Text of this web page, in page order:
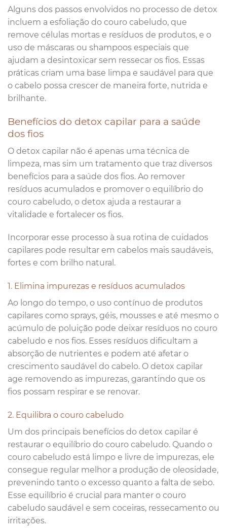
Alguns dos passos envolvidos no processo de detox
incluem a esfoliação do couro cabeludo, que
remove células mortas e resíduos de produtos, e o
uso de máscaras ou shampoos especiais que
ajudam a desintoxicar sem ressecar os fios. Essas
práticas criam uma base limpa e saudável para que
o cabelo possa crescer de maneira forte, nutrida e
brilhante.
Benefícios do detox capilar para a saúde
dos fios
O detox capilar não é apenas uma técnica de
limpeza, mas sim um tratamento que traz diversos
benefícios para a saúde dos fios. Ao remover
resíduos acumulados e promover o equilíbrio do
couro cabeludo, o detox ajuda a restaurar a
vitalidade e fortalecer os fios.
Incorporar esse processo à sua rotina de cuidados
capilares pode resultar em cabelos mais saudáveis,
fortes e com brilho natural.
1. Elimina impurezas e resíduos acumulados
Ao longo do tempo, o uso contínuo de produtos
capilares como sprays, géis, mousses e até mesmo o
acúmulo de poluição pode deixar resíduos no couro
cabeludo e nos fios. Esses resíduos dificultam a
absorção de nutrientes e podem até afetar o
crescimento saudável do cabelo. O detox capilar
age removendo as impurezas, garantindo que os
fios possam respirar e se renovar.
2. Equilibra o couro cabeludo
Um dos principais benefícios do detox capilar é
restaurar o equilíbrio do couro cabeludo. Quando o
couro cabeludo está limpo e livre de impurezas, ele
consegue regular melhor a produção de oleosidade,
prevenindo tanto o excesso quanto a falta de sebo.
Esse equilíbrio é crucial para manter o couro
cabeludo saudável e sem coceiras, ressecamento ou
irritações.